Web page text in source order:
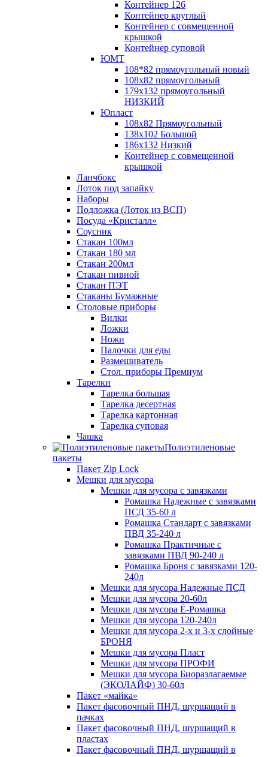
Контейнер 126
Контейнер круглый
Контейнер с совмещенной
крышкой
Контейнер суповой
ЮМТ
108*82 прямоугольный новый
108х82 прямоугольный
179х132 прямоугольный
НИЗКИЙ
Юпласт
108х82 Прямоугольный
138х102 Большой
186х132 Низкий
Контейнер с совмещенной
крышкой
Ланчбокс
Лоток под запайку
Наборы
Подложка (Лоток из ВСП)
Посуда «Кристалл»
Соусник
Стакан 100мл
Стакан 180 мл
Стакан 200мл
Стакан пивной
Стакан ПЭТ
Стаканы Бумажные
Столовые приборы
Вилки
Ложки
Ножи
Палочки для еды
Размешиватель
Стол. приборы Премиум
Тарелки
Тарелка большая
Тарелка десертная
Тарелка картонная
Тарелка суповая
Чашка
Полиэтиленовые
пакеты
Пакет Zip Lock
Мешки для мусора
Мешки для мусора с завязками
Ромашка Надежные с завязками
ПСД 35-60 л
Ромашка Стандарт с завязками
ПВД 35-240 л
Ромашка Практичные с
завязками ПВД 90-240 л
Ромашка Броня с завязками 120-
240л
Мешки для мусора Надежные ПСД
Мешки для мусора 20-60л
Мешки для мусора Ё-Ромашка
Мешки для мусора 120-240л
Мешки для мусора 2-х и 3-х слойные
БРОНЯ
Мешки для мусора Пласт
Мешки для мусора ПРОФИ
Мешки для мусора Биоразлагаемые
(ЭКОЛАЙФ) 30-60л
Пакет «майка»
Пакет фасовочный ПНД, шуршащий в
пачках
Пакет фасовочный ПНД, шуршащий в
пластах
Пакет фасовочный ПНД, шуршащий в